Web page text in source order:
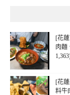
[花
肉麵
[花
料牛